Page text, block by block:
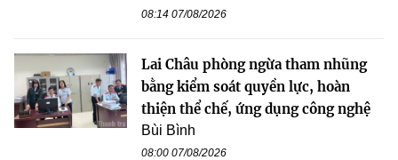
08:14 07/08/2026
Lai Châu phòng ngừa tham nhũng
bằng kiểm soát quyền lực, hoàn
thiện thể chế, ứng dụng công nghệ
Bùi Bình
08:00 07/08/2026